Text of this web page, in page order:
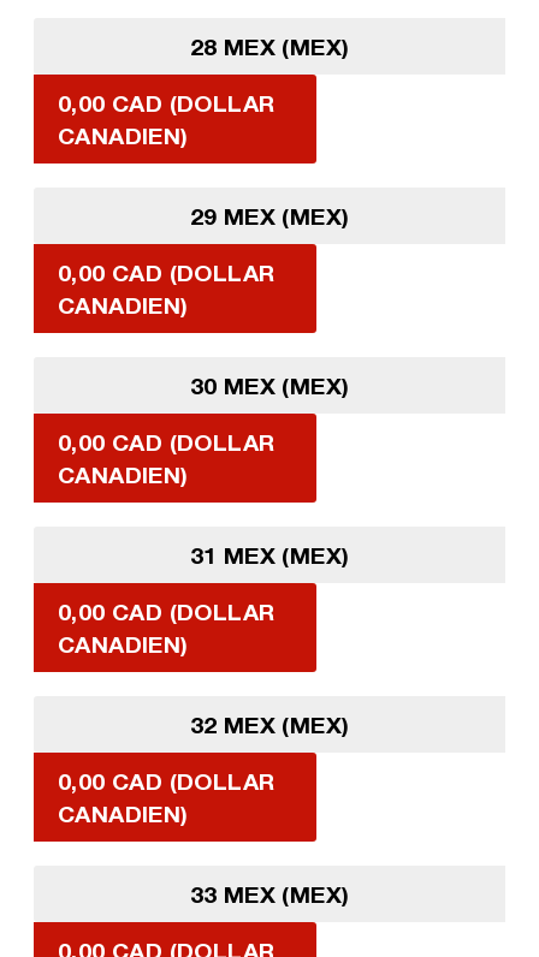
28 MEX (MEX)
0,00 CAD (DOLLAR
CANADIEN)
29 MEX (MEX)
0,00 CAD (DOLLAR
CANADIEN)
30 MEX (MEX)
0,00 CAD (DOLLAR
CANADIEN)
31 MEX (MEX)
0,00 CAD (DOLLAR
CANADIEN)
32 MEX (MEX)
0,00 CAD (DOLLAR
CANADIEN)
33 MEX (MEX)
0,00 CAD (DOLLAR